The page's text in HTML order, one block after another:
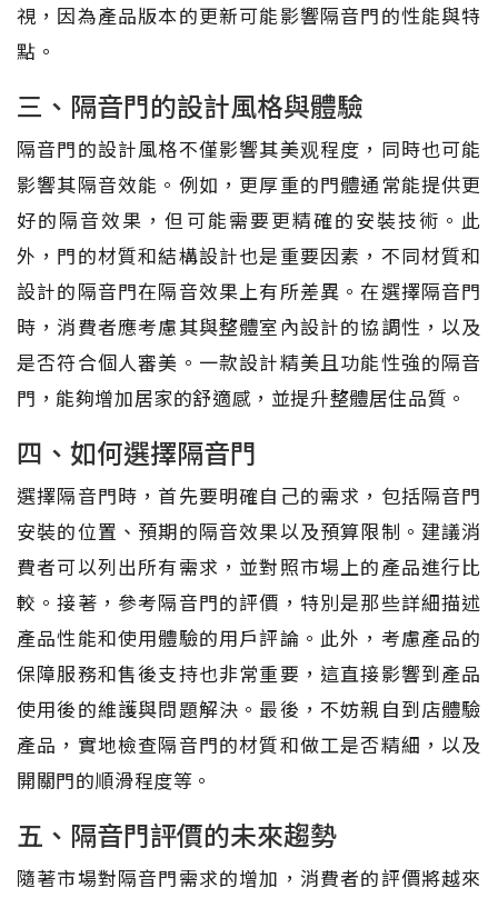
視，因為產品版本的更新可能影響隔音門的性能與特
點。
三、隔音門的設計風格與體驗
隔音門的設計風格不僅影響其美观程度，同時也可能
影響其隔音效能。例如，更厚重的門體通常能提供更
好的隔音效果，但可能需要更精確的安裝技術。此
外，門的材質和結構設計也是重要因素，不同材質和
設計的隔音門在隔音效果上有所差異。在選擇隔音門
時，消費者應考慮其與整體室內設計的協調性，以及
是否符合個人審美。一款設計精美且功能性強的隔音
門，能夠增加居家的舒適感，並提升整體居住品質。
四、如何選擇隔音門
選擇隔音門時，首先要明確自己的需求，包括隔音門
安裝的位置、預期的隔音效果以及預算限制。建議消
費者可以列出所有需求，並對照市場上的產品進行比
較。接著，參考隔音門的評價，特別是那些詳細描述
產品性能和使用體驗的用戶評論。此外，考慮產品的
保障服務和售後支持也非常重要，這直接影響到產品
使用後的維護與問題解決。最後，不妨親自到店體驗
產品，實地檢查隔音門的材質和做工是否精細，以及
開關門的順滑程度等。
五、隔音門評價的未來趨勢
隨著市場對隔音門需求的增加，消費者的評價將越來